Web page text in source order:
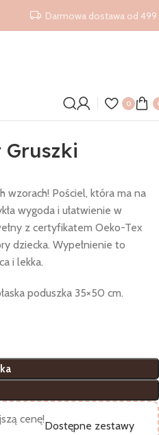
Darmowa dostawa od 499
0
Gruszki
wzorach! Pościel, która ma na
wygoda i ułatwienie w
z certyfikatem Oeko-Tex
dziecka. Wypełnienie to
i lekka.
poduszka 35×50 cm.
cenę!
Dostępne zestawy